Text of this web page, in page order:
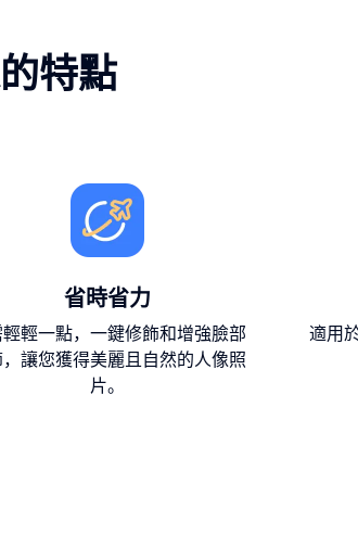
特點
省時省力
輕輕一點，一鍵修飾和增強臉部
讓您獲得美麗且自然的人像照
片。
適用